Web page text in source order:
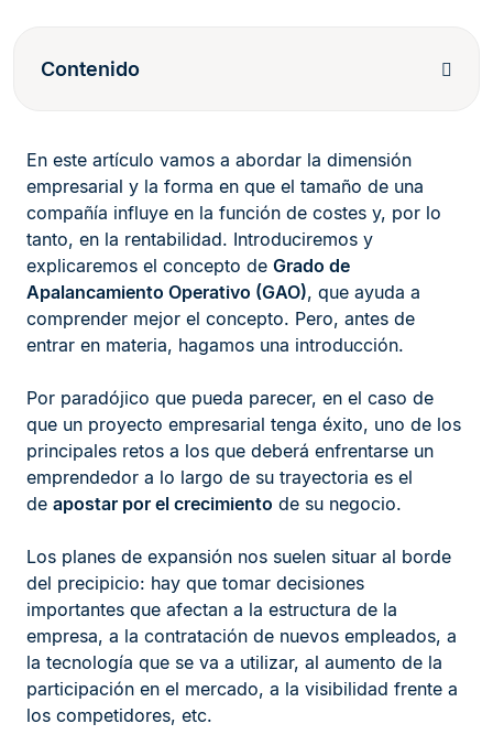
Contenido
En este artículo vamos a abordar la dimensión
empresarial y la forma en que el tamaño de una
compañía influye en la función de costes y, por lo
tanto, en la rentabilidad. Introduciremos y
explicaremos el concepto de Grado de
Apalancamiento Operativo (GAO), que ayuda a
comprender mejor el concepto. Pero, antes de
entrar en materia, hagamos una introducción.
Por paradójico que pueda parecer, en el caso de
que un proyecto empresarial tenga éxito, uno de los
principales retos a los que deberá enfrentarse un
emprendedor a lo largo de su trayectoria es el
de apostar por el crecimiento de su negocio.
Los planes de expansión nos suelen situar al borde
del precipicio: hay que tomar decisiones
importantes que afectan a la estructura de la
empresa, a la contratación de nuevos empleados, a
la tecnología que se va a utilizar, al aumento de la
participación en el mercado, a la visibilidad frente a
los competidores, etc.